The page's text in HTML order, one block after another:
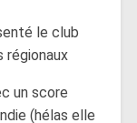
le club
régionaux
un score
(hélas elle